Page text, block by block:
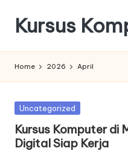
content
Kursus
Home 2026 April
Posted
Uncategorized
Kursus Komputer di
Digital Siap Kerja